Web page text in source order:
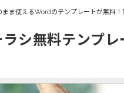
ま使えるWordのテンプレートが無料！
シ無料テンプレ